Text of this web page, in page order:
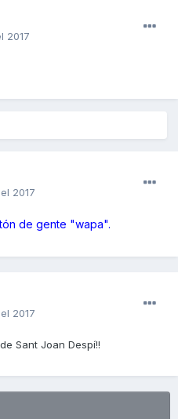
2017
2017
de gente "wapa".
2017
Sant Joan Despí!!